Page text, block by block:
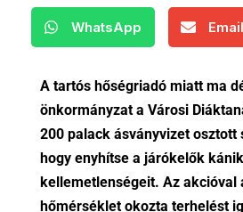
WhatsApp Email
A tartós hőségriadó miatt ma
önkormányzat a Városi
200 palack ásványvizet osztott
hogy enyhítse a járókelők
kellemetlenségeit. Az
hőmérséklet okozta terhelést